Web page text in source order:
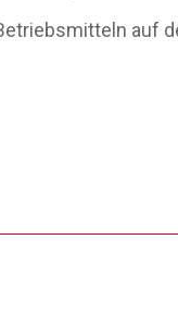
auf